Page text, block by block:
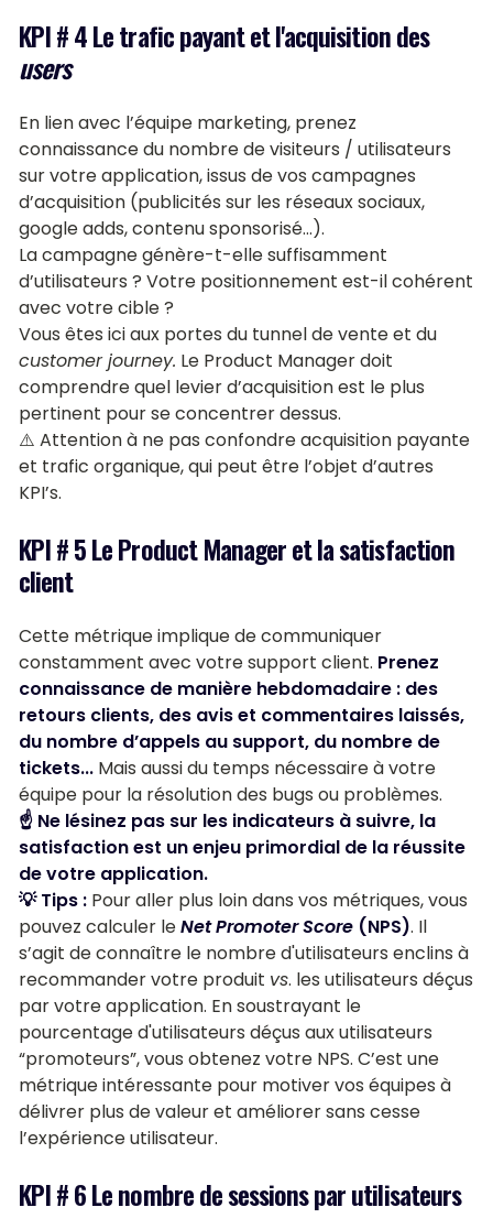
KPI # 4 Le trafic payant et l'acquisition des
users
En lien avec l’équipe marketing, prenez
connaissance du nombre de visiteurs / utilisateurs
sur votre application, issus de vos campagnes
d’acquisition (publicités sur les réseaux sociaux,
google adds, contenu sponsorisé…).
La campagne génère-t-elle suffisamment
d’utilisateurs ? Votre positionnement est-il cohérent
avec votre cible ?
Vous êtes ici aux portes du tunnel de vente et du
customer journey. Le Product Manager doit
comprendre quel levier d’acquisition est le plus
pertinent pour se concentrer dessus.
⚠️ Attention à ne pas confondre acquisition payante
et trafic organique, qui peut être l’objet d’autres
KPI’s.
KPI # 5 Le Product Manager et la satisfaction
client
Cette métrique implique de communiquer
constamment avec votre support client. Prenez
connaissance de manière hebdomadaire : des
retours clients, des avis et commentaires laissés,
du nombre d’appels au support, du nombre de
tickets... Mais aussi du temps nécessaire à votre
équipe pour la résolution des bugs ou problèmes.
☝️ Ne lésinez pas sur les indicateurs à suivre, la
satisfaction est un enjeu primordial de la réussite
de votre application.
💡 Tips : Pour aller plus loin dans vos métriques, vous
pouvez calculer leNet Promoter Score (NPS). Il
s’agit de connaître le nombre d'utilisateurs enclins à
recommander votre produit vs. les utilisateurs déçus
par votre application. En soustrayant le
pourcentage d'utilisateurs déçus aux utilisateurs
“promoteurs”, vous obtenez votre NPS. C’est une
métrique intéressante pour motiver vos équipes à
délivrer plus de valeur et améliorer sans cesse
l’expérience utilisateur.
KPI # 6 Le nombre de sessions par utilisateurs